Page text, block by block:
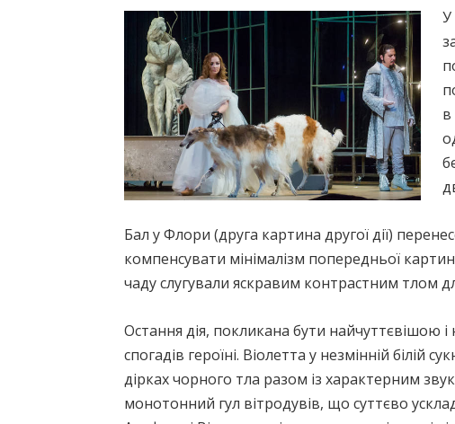
У
в
Бал у Флори (друга картина другої дії)
компенсувати мінімалізм попередньої
чаду слугували яскравим контрастним тлом
Остання дія, покликана бути найчуттєвішою
спогадів героїні. Віолетта у незмінній білій
дірках чорного тла разом із характерним
монотонний гул вітродувів, що суттєво